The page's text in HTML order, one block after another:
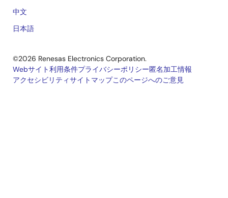
中文
日本語
©2026 Renesas Electronics Corporation.
Legal
Webサイト利用条件プライバシーポリシー匿名加工情報
アクセシビリティサイトマップこのページへのご意見